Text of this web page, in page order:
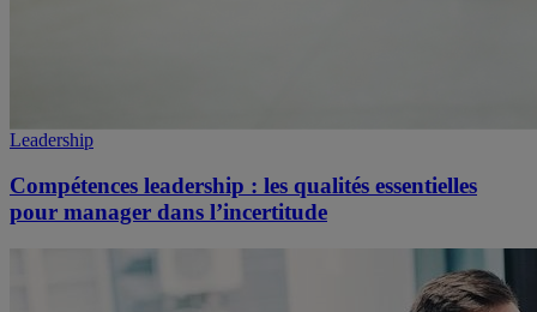
Leadership
Compétences leadership : les qualités essentielles
pour manager dans l’incertitude